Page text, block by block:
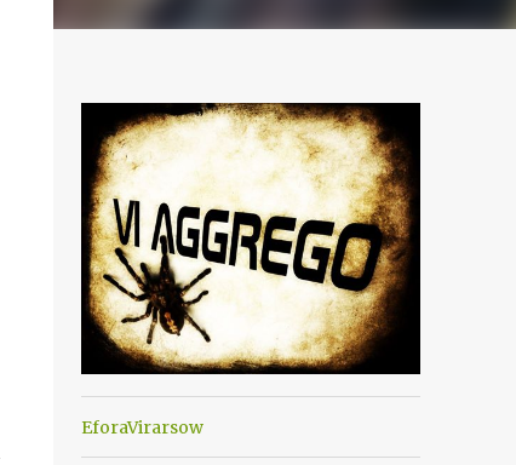
EforaVirarsow